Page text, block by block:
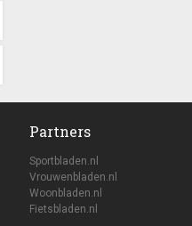
Partners
Sportbladen.nl
Vrouwenbladen.nl
Woonbladen.nl
Fietsbladen.nl